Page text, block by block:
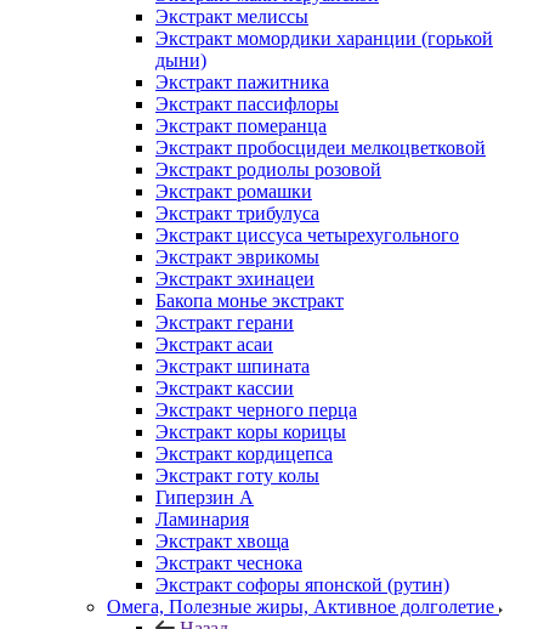
Экстракт мелиссы
Экстракт момордики харанции (горькой
дыни)
Экстракт пажитника
Экстракт пассифлоры
Экстракт померанца
Экстракт пробосцидеи мелкоцветковой
Экстракт родиолы розовой
Экстракт ромашки
Экстракт трибулуса
Экстракт циссуса четырехугольного
Экстракт эврикомы
Экстракт эхинацеи
Бакопа монье экстракт
Экстракт герани
Экстракт асаи
Экстракт шпината
Экстракт кассии
Экстракт черного перца
Экстракт коры корицы
Экстракт кордицепса
Экстракт готу колы
Гиперзин А
Ламинария
Экстракт хвоща
Экстракт чеснока
Экстракт софоры японской (рутин)
Омега, Полезные жиры, Активное долголетие